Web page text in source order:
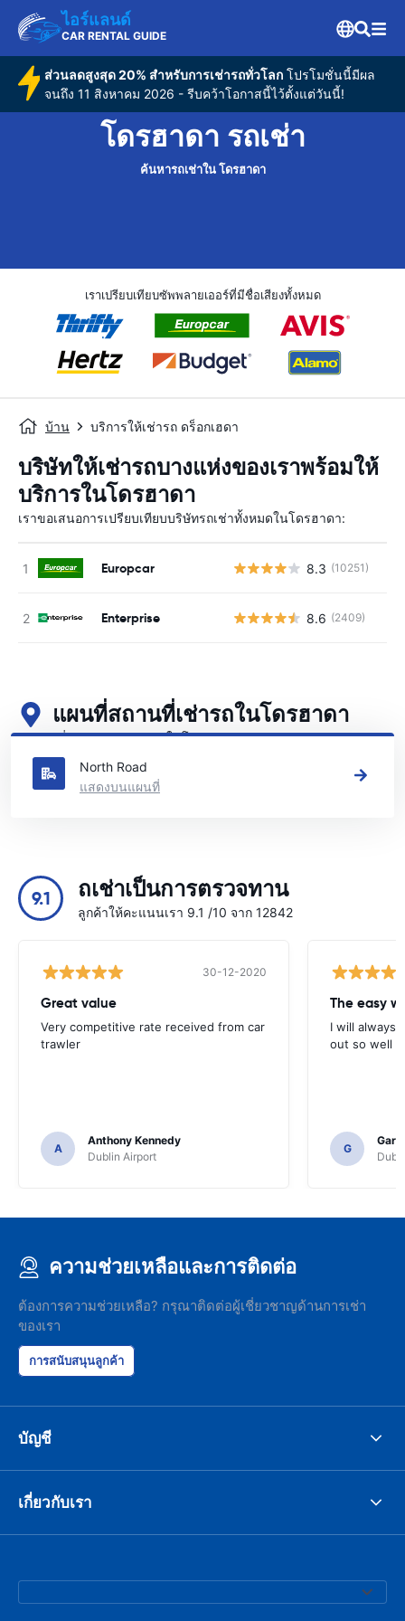
ไอร์แลนด์
CAR RENTAL GUIDE
ส่วนลดสูงสุด 20% สำหรับการเช่ารถทั่วโลกโปรโมชั่นนี้มีผล
จนถึง 11 สิงหาคม 2026 - รีบคว้าโอกาสนี้ไว้ตั้งแต่วันนี้!
โดรฮาดา รถเช่า
ค้นหารถเช่าใน โดรฮาดา
เราเปรียบเทียบซัพพลายเออร์ที่มีชื่อเสียงทั้งหมด
บ้าน บริการให้เช่ารถ ดร็อกเฮดา
บริษัทให้เช่ารถบางแห่งของเราพร้อมให้
บริการในโดรฮาดา
เราขอเสนอการเปรียบเทียบบริษัทรถเช่าทั้งหมดในโดรฮาดา:
Europcar 8.3 (10251)
Enterprise 8.6 (2409)
แผนที่สถานที่เช่ารถในโดรฮาดา
ดูสถานที่เช่ารถหลักของเราในโดรฮาดา
North Road
แสดงบนแผนที่
9.1 ถเช่าเป็นการตรวจทาน
ลูกค้าให้คะแนนเรา 9.1 /10 จาก 12842
30-12-2020
Great value
Very competitive rate received from car
trawler
A
Anthony Kennedy
Dublin Airport
I will always
out so well
G
Gary
ความช่วยเหลือและการติดต่อ
ต้องการความช่วยเหลือ? กรุณาติดต่อผู้เชี่ยวชาญด้านการเช่า
ของเรา
การสนับสนุนลูกค้า
บัญชี
เกี่ยวกับเรา